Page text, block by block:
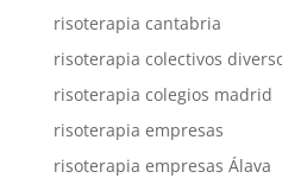
risoterapia cantabria
risoterapia colectivos
risoterapia colegios madrid
risoterapia empresas
risoterapia empresas Álava